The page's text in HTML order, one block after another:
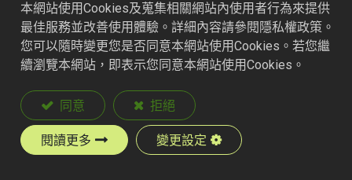
產品說明
本網站使用Cookies及蒐集相關網站內使用者行為來提供
最佳服務並改善使用體驗。詳細內容請參閱隱私權政策。
您可以隨時變更您是否同意本網站使用Cookies。若您繼
續瀏覽本網站，即表示您同意本網站使用Cookies。
同意 拒絕
閱讀更多 變更設定